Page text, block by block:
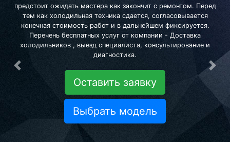
предстоит ожидать мастера как закончит с ремонтом. Перед
тем как холодильная техника сдается, согласовывается
конечная стоимость работ и в дальнейшем фиксируется.
Перечень бесплатных услуг от компании - Доставка
холодильников , выезд специалиста, консультирование и
диагностика.
Оставить заявку
Выбрать модель
Предыдущая